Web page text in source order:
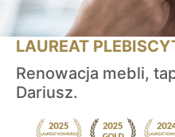
LAUREAT
Renowacja mebli,
Dariusz.